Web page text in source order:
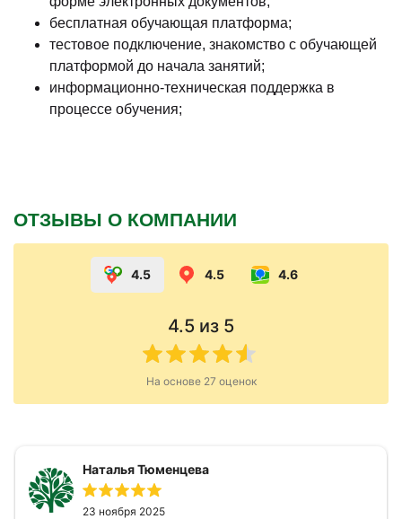
бесплатная обучающая платформа;
тестовое подключение, знакомство с обучающей
платформой до начала занятий;
информационно-техническая поддержка в
процессе обучения;
ОТЗЫВЫ О КОМПАНИИ
4.5 4.5 4.6
4.5 из 5
На основе 27 оценок
Наталья Тюменцева
23 ноября 2025